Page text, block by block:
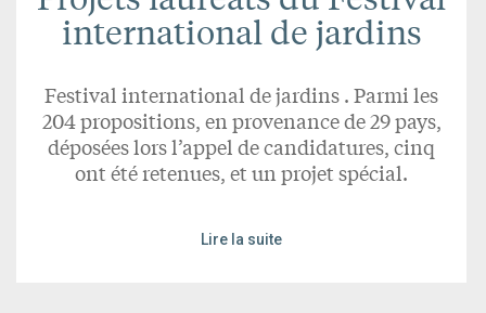
international de jardins
Festival international de jardins . Parmi les
204 propositions, en provenance de 29 pays,
déposées lors l’appel de candidatures, cinq
ont été retenues, et un projet spécial.
Lire la suite